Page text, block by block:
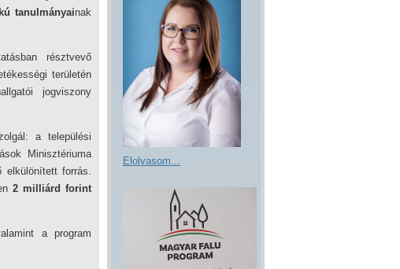
tanulmányainak
résztvevő
területén
jogviszony
a települési
Minisztériuma
elkülönített forrás.
2 milliárd forint
a program
Elolvasom...